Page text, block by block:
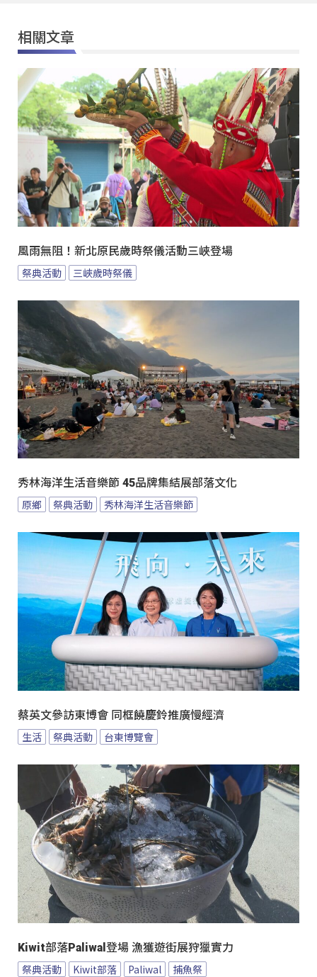
相關文章
風雨無阻！新北原民歲時祭儀活動三峽登場
祭典活動 三峽歲時祭儀
秀林海洋生活音樂節 45品牌集結展部落文化
原鄉 祭典活動 秀林海洋生活音樂節
蔡英文參訪東博會 同框饒慶鈴推廣慢經濟
生活 祭典活動 台東博覽會
Kiwit部落Paliwal登場 漁獲遊街展狩獵實力
祭典活動 Kiwit部落 Paliwal 捕魚祭